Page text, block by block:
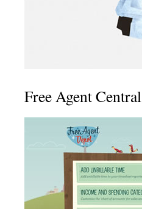
Free Agent Central